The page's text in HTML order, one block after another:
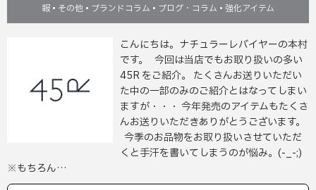
報 • その他 • ブランドコラム • ブログ・コラム • 強化アイテム
こんにちは。ナチュラーレバイヤーの本村
です。 今回は当店でもお取り扱いの多い
45R をご紹介。 たくさんお送りいただい
た中の一部のみのご紹介とはなってしまい
ますが・・・ 今年発売のアイテムもたくさ
んお送りいただきありがとうございます。
今季のお品物をお取り扱いさせていただ
くと手汗を書いてしまうのが悩み。(-_-;)
※もちろん…